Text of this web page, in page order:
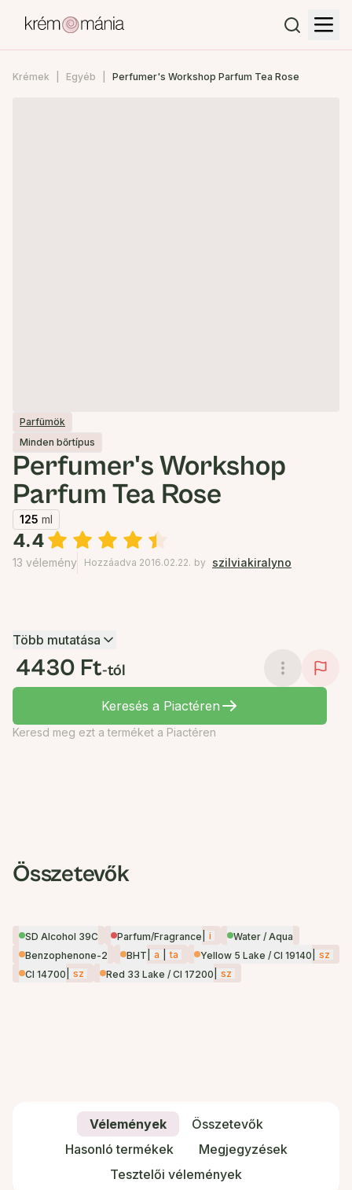
Krémek Egyéb Perfumer's Workshop Parfum Tea Rose
Parfümök
Minden bőrtípus
Perfumer's Workshop
Parfum Tea Rose
125 ml
4.4
13 vélemény Hozzáadva 2016.02.22. by szilviakiralyno
Több mutatása
4430 Ft-tól
Keresés a Piactéren
Keresd meg ezt a terméket a Piactéren
Összetevők
SD Alcohol 39C Parfum/Fragrance i
Water / Aqua
Benzophenone-2
BHT a ta Yellow 5 Lake / CI 19140
sz
CI 14700
sz Red 33 Lake / CI 17200 sz
Vélemények
Összetevők
Hasonló termékek
Megjegyzések
Tesztelői vélemények